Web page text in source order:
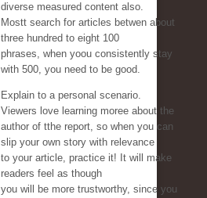
diverse measured content also.
Mostt search for articles betwen about
three hundred to eight 100
phrases, when yoou consistently stay
with 500, you need to be good.
Explain to a personal scenario.
Viewers love learning moree about the
author of tthe report, so when you can
slip your own story with relevance
to your article, practice it! It will make
readers feel as though
you will be more trustworthy, since you